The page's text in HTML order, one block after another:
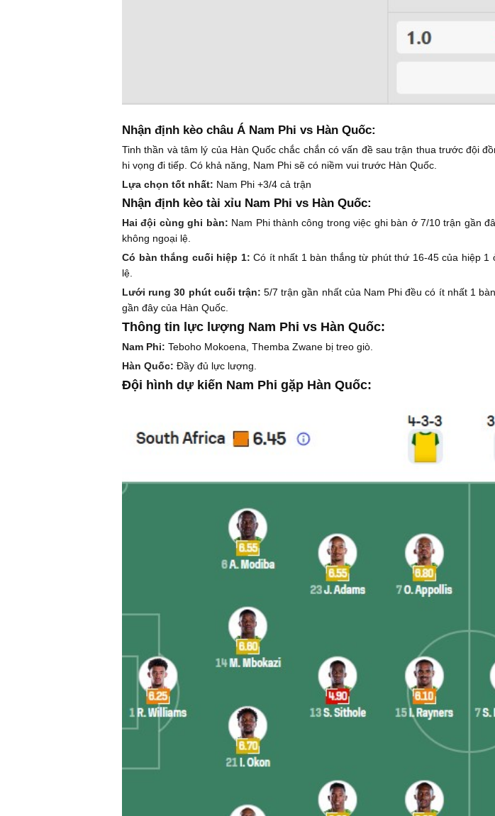
Nhận định kèo châu Á Nam Phi vs Hàn Quốc:
Tinh thần và tâm lý của Hàn Quốc chắc chắn có vấn đề sau trận thua trước đội
hi vọng đi tiếp. Có khả năng, Nam Phi sẽ có niềm vui trước Hàn Quốc.
Lựa chọn tốt nhất: Nam Phi +3/4 cả trận
Nhận định kèo tài xỉu Nam Phi vs Hàn Quốc:
Hai đội cùng ghi bàn: Nam Phi thành công trong việc ghi bàn ở 7/10 trận gần
không ngoại lệ.
Có bàn thắng cuối hiệp 1: Có ít nhất 1 bàn thắng từ phút thứ 16-45 của hiệp 1
lệ.
Lưới rung 30 phút cuối trận:5/7 trận gần nhất của Nam Phi đều có ít nhất 1
gần đây của Hàn Quốc.
Thông tin lực lượng Nam Phi vs Hàn Quốc:
Nam Phi: Teboho Mokoena, Themba Zwane bị treo giò.
Hàn Quốc: Đầy đủ lực lượng.
Đội hình dự kiến Nam Phi gặp Hàn Quốc: